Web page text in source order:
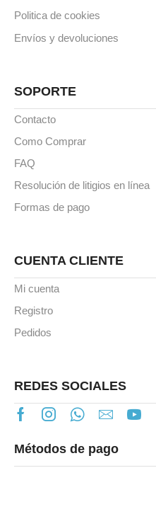
Politica de cookies
Envíos y devoluciones
SOPORTE
Contacto
Como Comprar
FAQ
Resolución de litigios en línea
Formas de pago
CUENTA CLIENTE
Mi cuenta
Registro
Pedidos
REDES SOCIALES
Métodos de pago